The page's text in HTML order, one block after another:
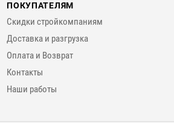
ПОКУПАТЕЛЯМ
Скидки стройкомпаниям
Доставка и разгрузка
Оплата и Возврат
Контакты
Наши работы